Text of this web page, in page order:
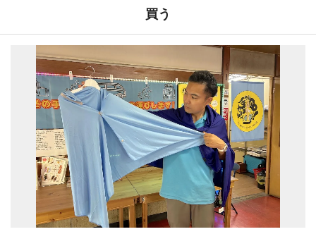
買う